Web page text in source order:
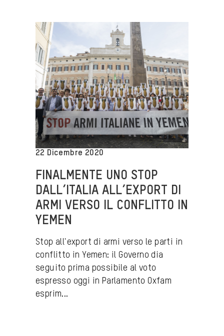
22 Dicembre 2020
FINALMENTE UNO STOP
DALL’ITALIA ALL’EXPORT DI
ARMI VERSO IL CONFLITTO IN
YEMEN
Stop all'export di armi verso le parti in
conflitto in Yemen: il Governo dia
seguito prima possibile al voto
espresso oggi in Parlamento Oxfam
esprim...